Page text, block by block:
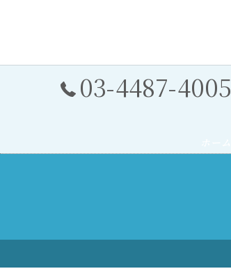
03-4487-4005